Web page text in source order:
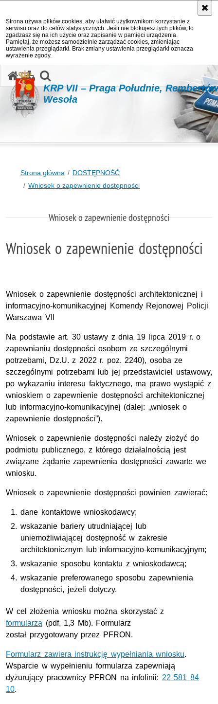
Strona używa plików cookies, aby ułatwić użytkownikom korzystanie z
serwisu oraz do celów statystycznych. Jeśli nie blokujesz tych plików, to
zgadzasz się na ich użycie oraz zapisanie w pamięci urządzenia.
Pamiętaj, że możesz samodzielnie zarządzać cookies, zmieniając
ustawienia przeglądarki. Brak zmiany ustawienia przeglądarki oznacza
wyrażenie zgody.
KRP VII – Praga Południe,
Wesoła
Strona główna
DOSTĘPNOŚĆ
Wniosek o zapewnienie dostępności
Wniosek o zapewnienie dostępności
Wniosek o zapewnienie dostępności
Wniosek o zapewnienie dostępności architektonicznej i
informacyjno-komunikacyjnej Komendy Rejonowej Policji
Warszawa VII
Na podstawie art. 30 ustawy z dnia 19 lipca 2019 r. o
zapewnianiu dostępności osobom ze szczególnymi
potrzebami, Dz.U. z 2022 r. poz. 2240), osoba ze
szczególnymi potrzebami lub jej przedstawiciel ustawowy,
po wykazaniu interesu faktycznego, ma prawo wystąpić z
wnioskiem o zapewnienie dostępności architektonicznej
lub informacyjno-komunikacyjnej (dalej: „wniosek o
zapewnienie dostępności”).
Wniosek o zapewnienie dostępności należy złożyć do
podmiotu publicznego, z którego działalnością jest
związane żądanie zapewnienia dostępności zawarte we
wniosku.
Wniosek o zapewnienie dostępności powinien zawierać:
dane kontaktowe wnioskodawcy;
wskazanie bariery utrudniającej lub
uniemożliwiającej dostępność w zakresie
architektonicznym lub informacyjno-komunikacyjnym;
wskazanie sposobu kontaktu z wnioskodawcą;
wskazanie preferowanego sposobu zapewnienia
dostępności, jeżeli dotyczy.
W cel złożenia wniosku można skorzystać z
formularza (pdf, 1,3 Mb). Formularz
został przygotowany przez PFRON.
Formularz zawiera instrukcję wypełniania wniosku.
Wsparcie w wypełnieniu formularza zapewniają
dyżurujący pracownicy PFRON na infolinii: 22 581 84
10.